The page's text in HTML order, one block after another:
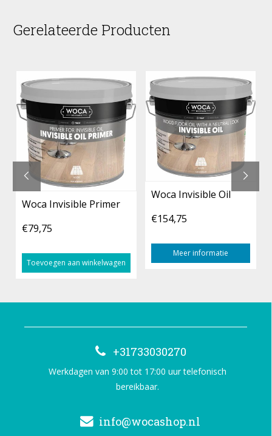
Gerelateerde Producten
Woca Invisible Primer
€79,75
Toevoegen aan winkelwagen
Woca Invisible Oil
€154,75
Meer informatie
+31733030270
Werkdagen van 9:00 tot 17:00 uur telefonisch
bereikbaar.
info@wocashop.nl